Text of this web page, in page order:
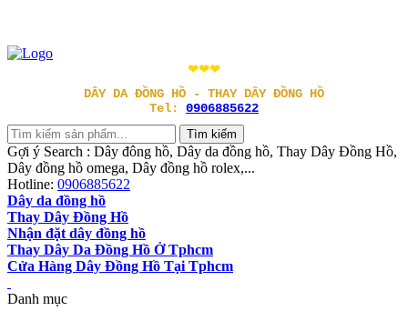
❤❤❤
DÂY DA ĐỒNG HỒ - THAY DÂY ĐỒNG HỒ
Tel: 0906885622
Gợi ý Search : Dây đông hồ, Dây da đồng hồ, Thay Dây Đồng Hồ,
Dây đồng hồ omega, Dây đồng hồ rolex,...
Hotline: 0906885622
Dây da đồng hồ
Thay Dây Đồng Hồ
Nhận đặt dây đồng hồ
Thay Dây Da Đồng Hồ Ở Tphcm
Cửa Hàng Dây Đồng Hồ Tại Tphcm
Danh mục